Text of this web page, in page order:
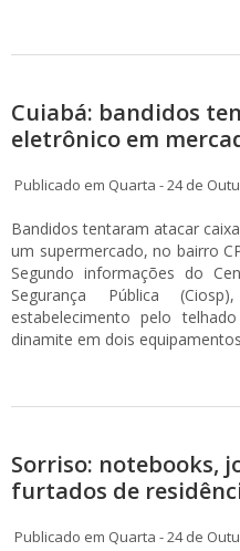
Cuiabá: bandidos
eletrônico em
Publicado em Quarta - 24 de
Bandidos tentaram atacar
um supermercado, no bairro
Segundo informações do
Segurança Pública
estabelecimento pelo
dinamite em dois equipamentos
Sorriso: notebooks,
furtados de
Publicado em Quarta - 24 de